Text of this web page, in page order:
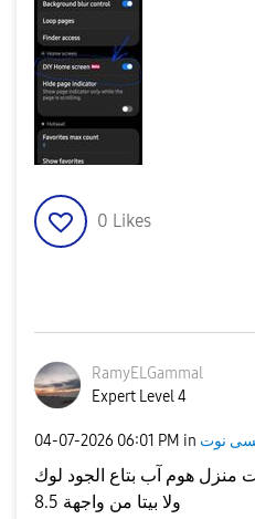
0 Likes
RamyELGammal
Expert Level 4
‎04-07-2026 06:01 PM in نوت
منزل هوم آب بتاع الجود لوك
ولا بيتا من واجهة 8.5